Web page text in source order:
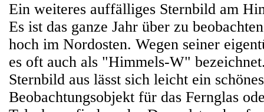
Ein weiteres auffälliges Sternbild am
Es ist das ganze Jahr über zu
hoch im Nordosten. Wegen seiner
es oft auch als "Himmels-W"
Sternbild aus lässt sich leicht ein schönes
Beobachtungsobjekt für das Fernglas